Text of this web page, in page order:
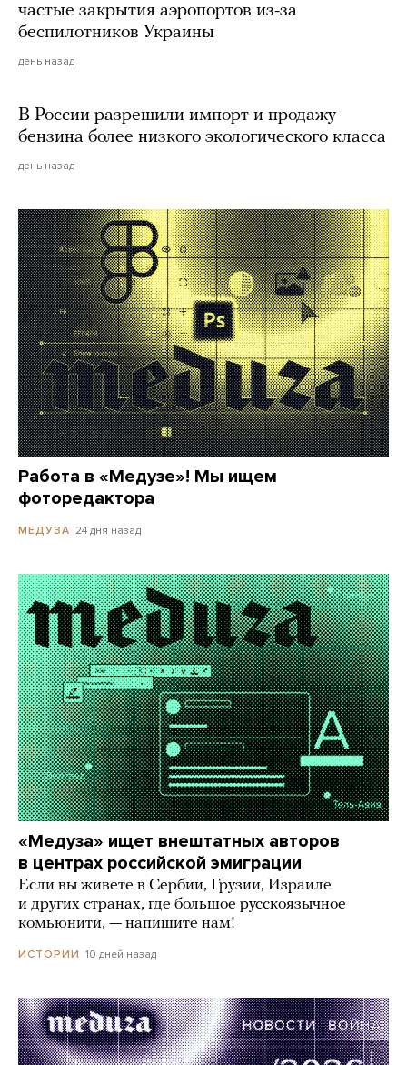
частые закрытия аэропортов из-за
беспилотников Украины
день назад
В России разрешили импорт и продажу
бензина более низкого экологического класса
день назад
Работа в «Медузе»! Мы ищем
фоторедактора
МЕДУЗА 24 дня назад
«Медуза» ищет внештатных авторов
в центрах российской эмиграции
Если вы живете в Сербии, Грузии, Израиле
и других странах, где большое русскоязычное
комьюнити, — напишите нам!
ИСТОРИИ 10 дней назад